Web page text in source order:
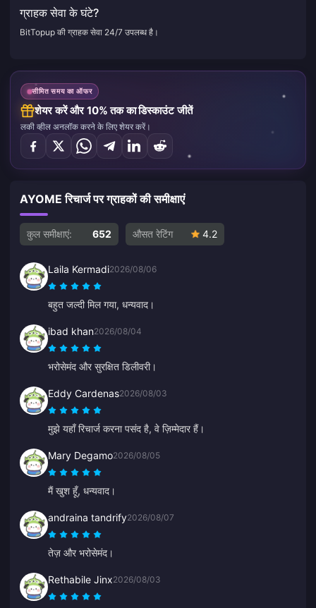
ग्राहक सेवा के घंटे?
BitTopup की ग्राहक सेवा 24/7 उपलब्ध है।
सीमित समय का ऑफर
शेयर करें और 10% तक का डिस्काउंट जीतें
लकी व्हील अनलॉक करने के लिए शेयर करें।
AYOME रिचार्ज पर ग्राहकों की समीक्षाएं
कुल समीक्षाएं: 652 औसत रेटिंग 4.2
Laila Kermadi2026/08/06
बहुत जल्दी मिल गया, धन्यवाद।
ibad khan2026/08/04
भरोसेमंद और सुरक्षित डिलीवरी।
Eddy Cardenas2026/08/03
मुझे यहाँ रिचार्ज करना पसंद है, वे ज़िम्मेदार हैं।
Mary Degamo2026/08/05
मैं खुश हूँ, धन्यवाद।
andraina tandrify2026/08/07
तेज़ और भरोसेमंद।
Rethabile Jinx2026/08/03